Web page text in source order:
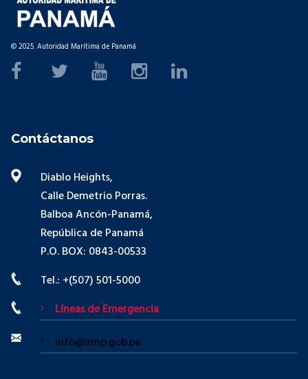
© 2025. Autoridad Marítima de Panamá
Contáctanos
Diablo Heights,
Calle Demetrio Porras.
Balboa Ancón-Panamá,
República de Panamá
P.O. BOX: 0843-00533
Tel.: +(507) 501-5000
Líneas de Emergencia
info@amp.gob.pa